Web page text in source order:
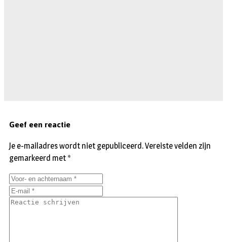
Geef een reactie
Je e-mailadres wordt niet gepubliceerd.Vereiste velden zijn
gemarkeerd met *